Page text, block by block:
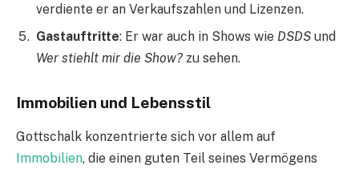
verdiente er an Verkaufszahlen und Lizenzen.
Gastauftritte: Er war auch in Shows wie DSDS und
Wer stiehlt mir die Show? zu sehen.
Immobilien und Lebensstil
Gottschalk konzentrierte sich vor allem auf
Immobilien, die einen guten Teil seines Vermögens